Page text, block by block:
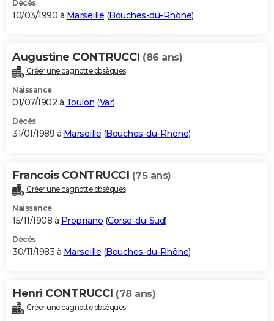
Décès
10/03/1990 à Marseille (Bouches-du-Rhône)
Augustine CONTRUCCI (86 ans)
Créer une cagnotte obsèques
Naissance
01/07/1902 à Toulon (Var)
Décès
31/01/1989 à Marseille (Bouches-du-Rhône)
Francois CONTRUCCI (75 ans)
Créer une cagnotte obsèques
Naissance
15/11/1908 à Propriano (Corse-du-Sud)
Décès
30/11/1983 à Marseille (Bouches-du-Rhône)
Henri CONTRUCCI (78 ans)
Créer une cagnotte obsèques